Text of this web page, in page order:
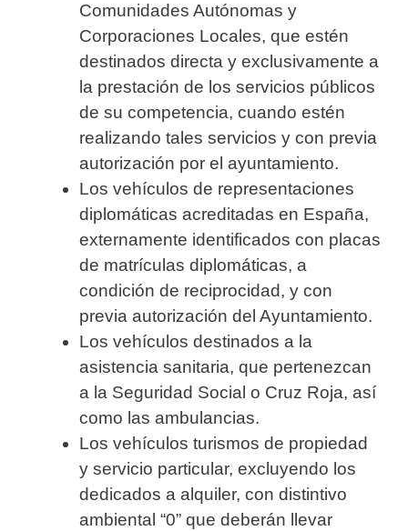
Comunidades Autónomas y
Corporaciones Locales, que estén
destinados directa y exclusivamente a
la prestación de los servicios públicos
de su competencia, cuando estén
realizando tales servicios y con previa
autorización por el ayuntamiento.
Los vehículos de representaciones
diplomáticas acreditadas en España,
externamente identificados con placas
de matrículas diplomáticas, a
condición de reciprocidad, y con
previa autorización del Ayuntamiento.
Los vehículos destinados a la
asistencia sanitaria, que pertenezcan
a la Seguridad Social o Cruz Roja, así
como las ambulancias.
Los vehículos turismos de propiedad
y servicio particular, excluyendo los
dedicados a alquiler, con distintivo
ambiental “0” que deberán llevar